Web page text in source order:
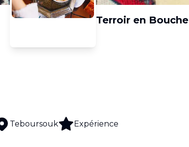
Terroir en Bouche
Teboursouk Expérience